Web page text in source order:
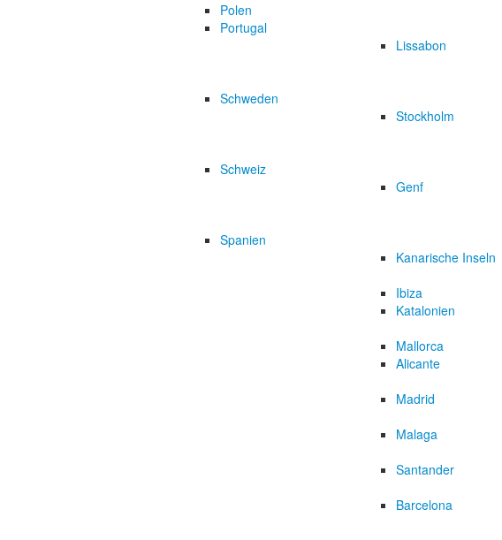
Polen
Portugal
Lissabon
Schweden
Stockholm
Schweiz
Genf
Spanien
Kanarische Inseln
Ibiza
Katalonien
Mallorca
Alicante
Madrid
Malaga
Santander
Barcelona